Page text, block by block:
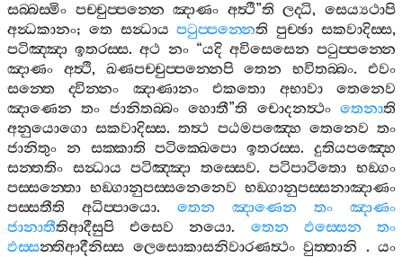
සබ‍්බස‍්මිං පච‍්චුප‍්පන‍්නෙ ඤාණං අත්‍ථී”ති ලද‍්ධි,සෙය්‍යථාපි
අන්‍ධකානං; තෙ සන්‍ධාය පටුප‍්පන‍්නෙති පුච‍්ඡා සකවාදිස‍්ස,
පටිඤ‍්ඤා ඉතරස‍්ස.අථ නං“යදි අවිසෙසෙන පටුප‍්පන‍්නෙ
ඤාණං
අත්‍ථි, ඛණපච‍්චුප‍්පන‍්නෙපි තෙන භවිතබ‍්බං.එවං
සන‍්තෙ
ද‍්වින‍්නං ඤාණානං එකතො අභාවා
තෙනෙව
ඤාණෙන
තං ජානිතබ‍්බං හොතී”ති චොදනත්‍ථං තෙනාති
අනුයොගො සකවාදිස‍්ස.තත්‍ථ පඨමපඤ‍්හෙ තෙනෙව තං
ජානිතුං න සක‍්කාති පටික‍්ඛෙපො ඉතරස‍්ස.දුතියපඤ‍්හෙ
සන‍්තතිං සන්‍ධාය පටිඤ‍්ඤා තස‍්සෙව.පටිපාටිතො භඞ‍්ගං
පස‍්සන‍්තො භඞ‍්ගානුපස‍්සනෙනෙව භඞ‍්ගානුපස‍්සනාඤාණං
පස‍්සතීති
අධිප‍්පායො. තෙන ඤාණෙන තං
ඤාණං
ජානාතීතිආදීසුපි එසෙව නයො. තෙන ඵස‍්සෙන
තං
ඵස‍්සන‍්තිආදීනිස‍්ස ලෙසොකාසනිවාරණත්‍ථං වුත‍්තානි . යං